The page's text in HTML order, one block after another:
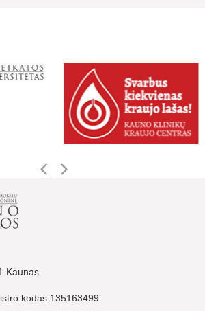
Kaunas
kodas 135163499